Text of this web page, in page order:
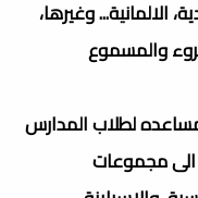
الالمانية... وغيرها،
والمسموع
لطلاب المدارس
الى مجموعات